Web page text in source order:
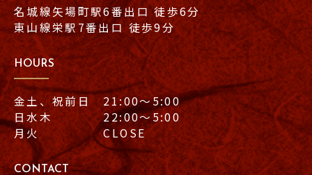
名城線矢場町駅6番出口 徒歩6分
東山線栄駅7番出口 徒歩9分
HOURS
金土、祝前日 21:00〜5:00
日水木 22:00〜5:00
月火 CLOSE
CONTACT